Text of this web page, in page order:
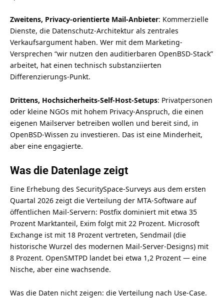
Zweitens, Privacy-orientierte Mail-Anbieter: Kommerzielle
Dienste, die Datenschutz-Architektur als zentrales
Verkaufsargument haben. Wer mit dem Marketing-
Versprechen “wir nutzen den auditierbaren OpenBSD-Stack”
arbeitet, hat einen technisch substanziierten
Differenzierungs-Punkt.
Drittens, Hochsicherheits-Self-Host-Setups: Privatpersonen
oder kleine NGOs mit hohem Privacy-Anspruch, die einen
eigenen Mailserver betreiben wollen und bereit sind, in
OpenBSD-Wissen zu investieren. Das ist eine Minderheit,
aber eine engagierte.
Was die Datenlage zeigt
Eine Erhebung des SecuritySpace-Surveys aus dem ersten
Quartal 2026 zeigt die Verteilung der MTA-Software auf
öffentlichen Mail-Servern: Postfix dominiert mit etwa 35
Prozent Marktanteil, Exim folgt mit 22 Prozent. Microsoft
Exchange ist mit 18 Prozent vertreten, Sendmail (die
historische Wurzel des modernen Mail-Server-Designs) mit
8 Prozent. OpenSMTPD landet bei etwa 1,2 Prozent — eine
Nische, aber eine wachsende.
Was die Daten nicht zeigen: die Verteilung nach Use-Case.